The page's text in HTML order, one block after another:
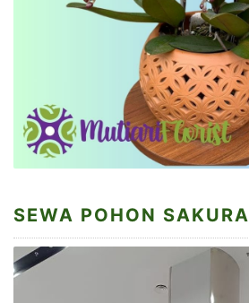
SEWA POHON SAKURA